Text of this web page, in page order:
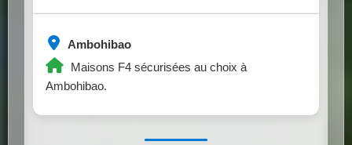
Ambohibao
Maisons F4 sécurisées au choix à
Ambohibao.